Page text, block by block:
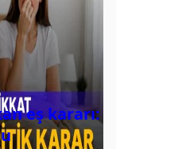
eş kararı: